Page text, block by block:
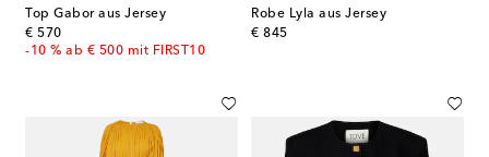
Top Gabor aus Jersey
€ 570
original price
-10 % ab € 500 mit FIRST10
Robe Lyla aus Jersey
€ 845
original price